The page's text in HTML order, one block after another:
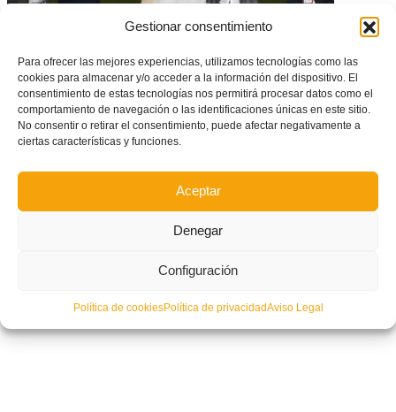
Gestionar consentimiento
Para ofrecer las mejores experiencias, utilizamos tecnologías como las
cookies para almacenar y/o acceder a la información del dispositivo. El
consentimiento de estas tecnologías nos permitirá procesar datos como el
comportamiento de navegación o las identificaciones únicas en este sitio.
No consentir o retirar el consentimiento, puede afectar negativamente a
ciertas características y funciones.
Aceptar
Denegar
Configuración
Política de cookiesPolítica de privacidadAviso Legal
El Villarreal se enfrentará a la UD Las Palmas en Cuartos de Final de